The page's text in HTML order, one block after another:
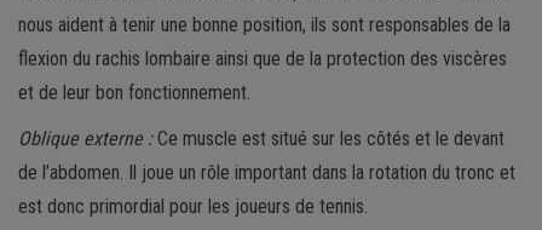
nous aident à tenir une bonne position, ils sont responsables de la
flexion du rachis lombaire ainsi que de la protection des viscères
et de leur bon fonctionnement.
Oblique externe :Ce muscle est situé sur les côtés et le devant
de l’abdomen. Il joue un rôle important dans la rotation du tronc et
est donc primordial pour les joueurs de tennis.